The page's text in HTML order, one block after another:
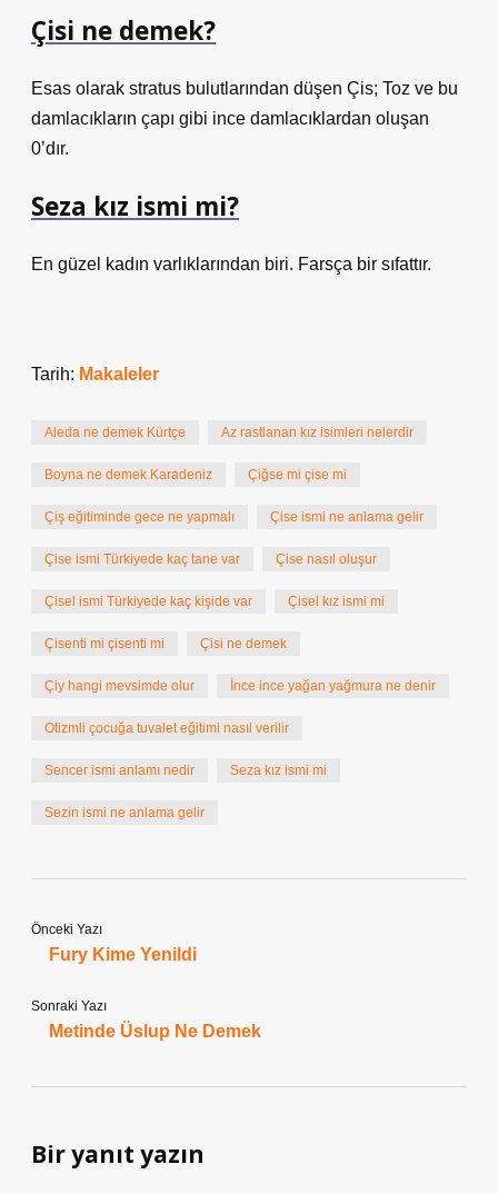
Çisi ne demek?
Esas olarak stratus bulutlarından düşen Çis; Toz ve bu
damlacıkların çapı gibi ince damlacıklardan oluşan
0’dır.
Seza kız ismi mi?
En güzel kadın varlıklarından biri. Farsça bir sıfattır.
Tarih: Makaleler
Aleda ne demek Kürtçe Az rastlanan kız isimleri nelerdir
Boyna ne demek Karadeniz Çiğse mi çise mi
Çiş eğitiminde gece ne yapmalı Çise ismi ne anlama gelir
Çise ismi Türkiyede kaç tane var Çise nasıl oluşur
Çisel ismi Türkiyede kaç kişide var Çisel kız ismi mi
Çisenti mi çisenti mi Çisi ne demek
Çiy hangi mevsimde olur İnce ince yağan yağmura ne denir
Otizmli çocuğa tuvalet eğitimi nasıl verilir
Sencer ismi anlamı nedir Seza kız ismi mi
Sezin ismi ne anlama gelir
Önceki Yazı
Fury Kime Yenildi
Sonraki Yazı
Metinde Üslup Ne Demek
Bir yanıt yazın